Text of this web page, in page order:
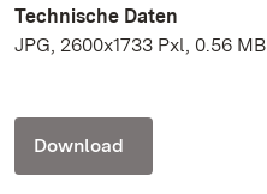
Technische Daten
JPG, 2600x1733 Pxl, 0.56 MB
Download